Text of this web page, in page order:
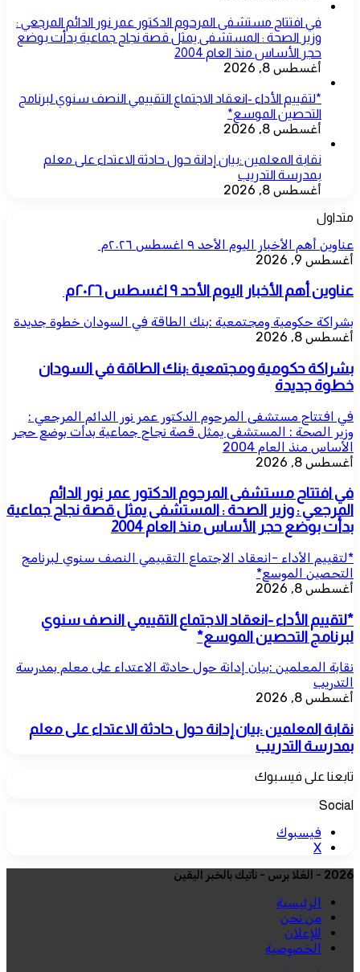
في افتتاح مستشفى المرحوم الدكتور عمر نور الدائم المرجعي :
وزير الصحة : المستشفى يمثل قصة نجاح جماعية بدأت بوضع
حجر الأساس منذ العام 2004
أغسطس 8, 2026
*لتقييم الأداء -انعقاد الاجتماع التقييمي النصف سنوي لبرنامج
التحصين الموسع*
أغسطس 8, 2026
نقابة المعلمين :بيان إدانة حول حادثة الاعتداء على معلم
بمدرسة التدريب
أغسطس 8, 2026
متداول
عناوين أهم الأخبار اليوم الأحد ٩ اغسطس ٢٠٢٦م ​
أغسطس 9, 2026
عناوين أهم الأخبار اليوم الأحد ٩ اغسطس ٢٠٢٦م ​
بشراكة حكومية ومجتمعية :بنك الطاقة في السودان خطوة جديدة
أغسطس 8, 2026
بشراكة حكومية ومجتمعية :بنك الطاقة في السودان
خطوة جديدة
في افتتاح مستشفى المرحوم الدكتور عمر نور الدائم المرجعي :
وزير الصحة : المستشفى يمثل قصة نجاح جماعية بدأت بوضع حجر
الأساس منذ العام 2004
أغسطس 8, 2026
في افتتاح مستشفى المرحوم الدكتور عمر نور الدائم
المرجعي : وزير الصحة : المستشفى يمثل قصة نجاح جماعية
بدأت بوضع حجر الأساس منذ العام 2004
*لتقييم الأداء -انعقاد الاجتماع التقييمي النصف سنوي لبرنامج
التحصين الموسع*
أغسطس 8, 2026
*لتقييم الأداء -انعقاد الاجتماع التقييمي النصف سنوي
لبرنامج التحصين الموسع*
نقابة المعلمين :بيان إدانة حول حادثة الاعتداء على معلم بمدرسة
التدريب
أغسطس 8, 2026
نقابة المعلمين :بيان إدانة حول حادثة الاعتداء على معلم
بمدرسة التدريب
تابعنا على فيسبوك
Social
فيسبوك
‫X
2026 - العُلا برس - نأتيك بالخبر اليقين
الرئيسية
من نحن
للإعلان
الخصوصية